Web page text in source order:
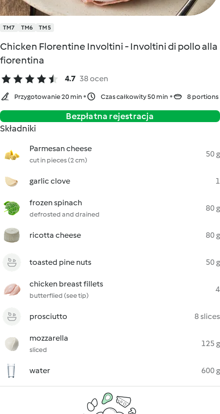
TM7 TM6 TM5
Chicken Florentine Involtini - Involtini di pollo alla
fiorentina
4.7 38 ocen
Przygotowanie 20 min Czas całkowity 50 min 8 portions
Bezpłatna rejestracja
Składniki
Parmesan cheese
cut in pieces (2 cm)
50 g
garlic clove 1
frozen spinach
defrosted and drained
80 g
ricotta cheese 80 g
toasted pine nuts 50 g
chicken breast fillets
butterflied (see tip)
4
prosciutto 8 slices
mozzarella
sliced
125 g
water 600 g